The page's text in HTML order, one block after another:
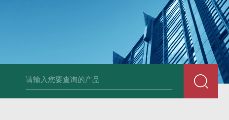
NKRQ61FSW三片式全通径手动球阀 NKRQ71FPN16对夹式